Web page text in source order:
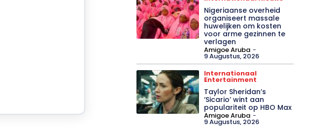
Nigeriaanse overheid
organiseert massale
huwelijken om kosten
voor arme gezinnen te
verlagen
Amigoe Aruba -
9 Augustus, 2026
Internationaal
Entertainment
Taylor Sheridan’s
‘Sicario’ wint aan
populariteit op HBO Max
Amigoe Aruba -
9 Augustus, 2026